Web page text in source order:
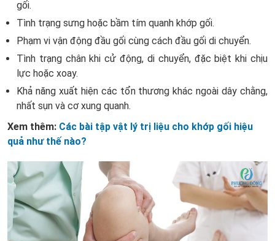
gối.
Tình trạng sưng hoặc bầm tím quanh khớp gối.
Phạm vi vận động đầu gối cùng cách đầu gối di chuyển.
Tình trạng chân khi cử động, di chuyển, đặc biệt khi chịu
lực hoặc xoay.
Khả năng xuất hiện các tổn thương khác ngoài dây chằng,
nhất sụn và cơ xung quanh.
Xem thêm: Các bài tập vật lý trị liệu cho khớp gối hiệu
quả như thế nào?